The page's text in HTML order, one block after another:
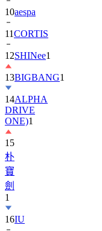
10aespa
11CORTIS
12SHINee1
13BIGBANG1
14ALPHA
DRIVE
ONE)1
15
朴
寶
劍
1
16IU